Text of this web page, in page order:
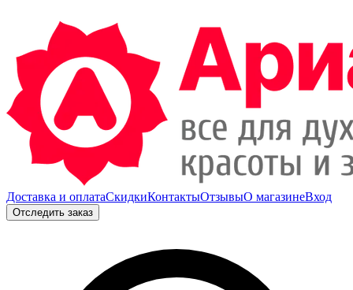
Доставка и оплатаСкидкиКонтактыОтзывыО магазинеВход
Отследить заказ